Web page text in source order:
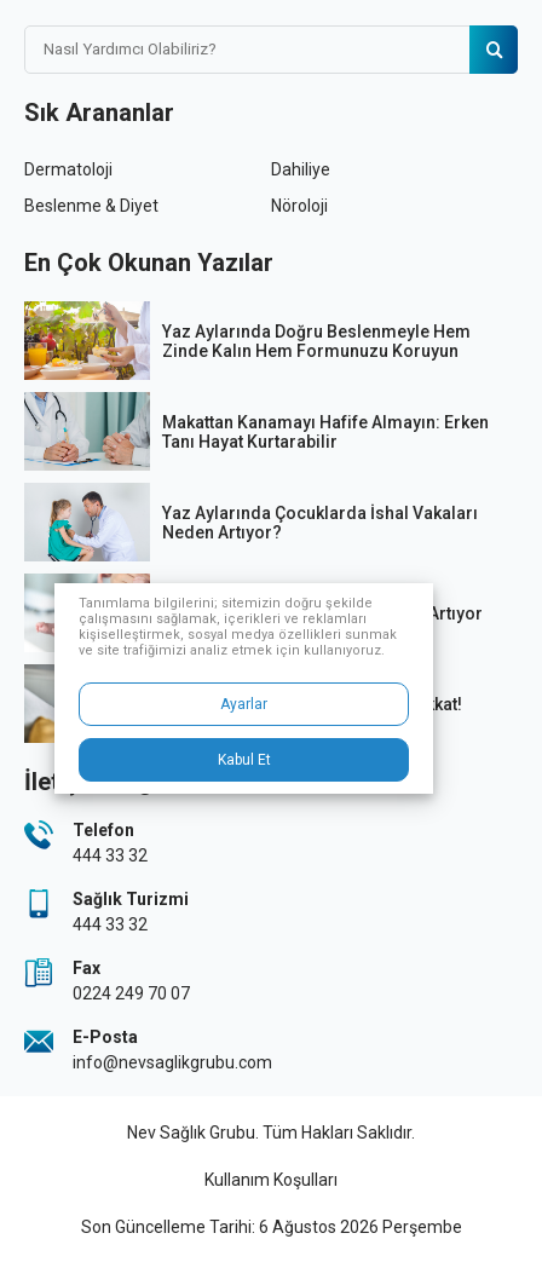
Sık Arananlar
Dermatoloji
Dahiliye
Beslenme & Diyet
Nöroloji
En Çok Okunan Yazılar
Yaz Aylarında Doğru Beslenmeyle Hem
Zinde Kalın Hem Formunuzu Koruyun
Makattan Kanamayı Hafife Almayın: Erken
Tanı Hayat Kurtarabilir
Yaz Aylarında Çocuklarda İshal Vakaları
Neden Artıyor?
El, Ayak ve Ağız Hastalığı Vakaları Artıyor
Ani kalp krizi kaynaklı ölümlere dikkat!
İletişim Bilgileri
Telefon
444 33 32
Sağlık Turizmi
444 33 32
Fax
0224 249 70 07
E-Posta
info@nevsaglikgrubu.com
Nev Sağlık Grubu. Tüm Hakları Saklıdır.
Kullanım Koşulları
Son Güncelleme Tarihi: 6 Ağustos 2026 Perşembe
Tanımlama bilgilerini; sitemizin doğru şekilde
çalışmasını sağlamak, içerikleri ve reklamları
kişiselleştirmek, sosyal medya özellikleri sunmak
ve site trafiğimizi analiz etmek için kullanıyoruz.
Ayarlar
Kabul Et